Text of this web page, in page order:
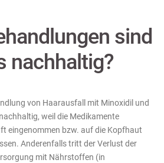
sind
nachhaltig?
von Haarausfall mit Minoxidil und
weil die Medikamente
eingenommen bzw. auf die Kopfhaut
Anderenfalls tritt der Verlust der
mit Nährstoffen (in